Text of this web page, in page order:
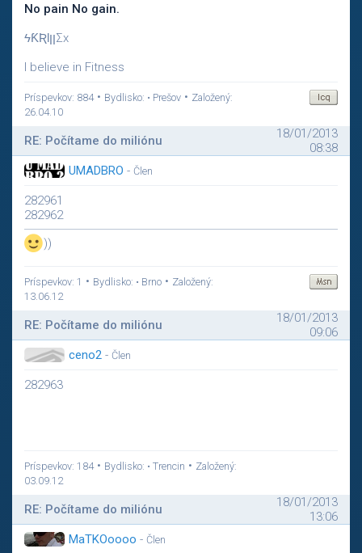
No pain No gain.
ϟƘƦƖןןΣx
I believe in Fitness
Príspevkov: 884• Bydlisko: • Prešov • Založený:
26.04.10
RE: Počítame do miliónu
18/01/2013
08:38
UMADBRO - Člen
282961
282962
))
Príspevkov: 1 • Bydlisko: • Brno • Založený:
13.06.12
RE: Počítame do miliónu
18/01/2013
09:06
ceno2 - Člen
282963
Príspevkov: 184• Bydlisko: • Trencin • Založený:
03.09.12
RE: Počítame do miliónu
18/01/2013
13:06
MaTKOoooo - Člen